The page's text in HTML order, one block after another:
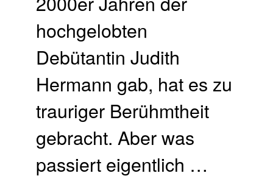
hochgelobten
Debütantin Judith
Hermann gab, hat es zu
trauriger Berühmtheit
gebracht. Aber was
passiert eigentlich …